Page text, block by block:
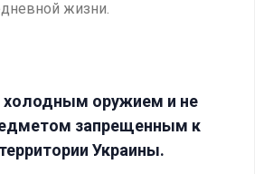
жизни.
холодным оружием и не
запрещенным к
Украины.